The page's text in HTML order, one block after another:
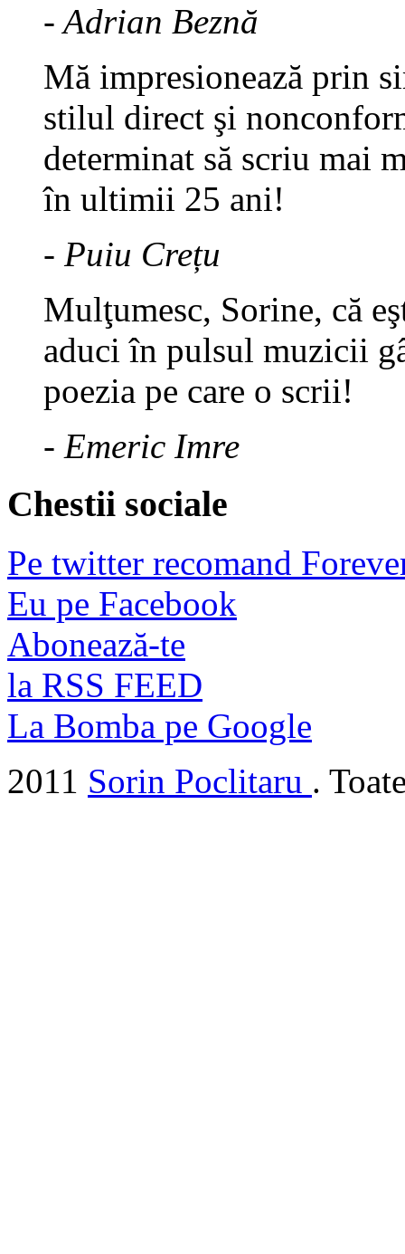
- Adrian Beznă
Mă impresionează prin
stilul direct şi
determinat să scriu mai
în ultimii 25 ani!
- Puiu Crețu
Mulţumesc, Sorine, că
aduci în pulsul muzicii
poezia pe care o scrii!
- Emeric Imre
Chestii sociale
Pe twitter recomand
Eu pe Facebook
Abonează-te
la RSS FEED
La Bomba pe Google
2011 Sorin Poclitaru .